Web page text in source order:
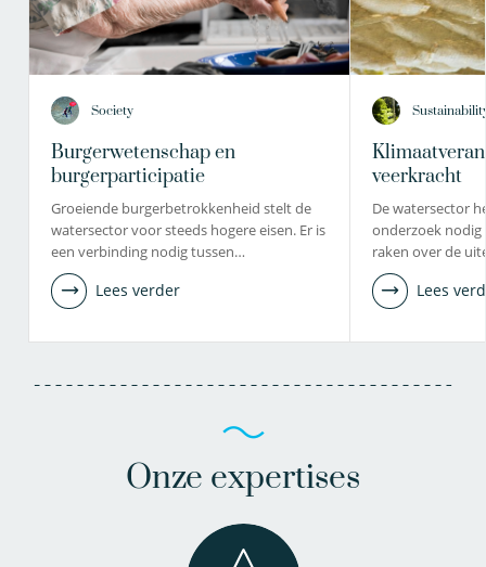
Society
Burgerwetenschap en
burgerparticipatie
Groeiende burgerbetrokkenheid stelt de
watersector voor steeds hogere eisen. Er is
een verbinding nodig tussen…
Lees verder
veerkracht
De watersector
onderzoek
raken over de
Lees
Onze expertises